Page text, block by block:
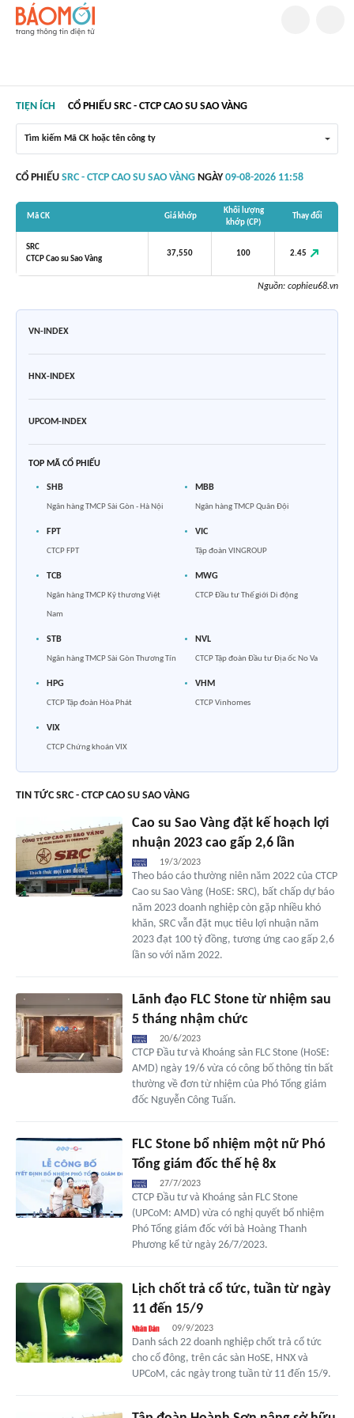
TIỆN ÍCH CỔ PHIẾU SRC - CTCP CAO SU SAO VÀNG
Tìm kiếm Mã CK hoặc tên công ty
CỔ PHIẾU SRC - CTCP CAO SU SAO VÀNG NGÀY 09-08-2026 11:58
Mã CK Giá khớp
Khối lượng
khớp (CP)
Thay đổi
SRC
CTCP Cao su Sao Vàng
37,550 100 2.45
Nguồn: cophieu68.vn
VN-INDEX
HNX-INDEX
UPCOM-INDEX
TOP MÃ CỔ PHIẾU
SHB
Ngân hàng TMCP Sài Gòn - Hà Nội
MBB
Ngân hàng TMCP Quân Đội
FPT
CTCP FPT
VIC
Tập đoàn VINGROUP
TCB
Ngân hàng TMCP Kỹ thương Việt
Nam
MWG
CTCP Đầu tư Thế giới Di động
STB
Ngân hàng TMCP Sài Gòn Thương Tín
NVL
CTCP Tập đoàn Đầu tư Địa ốc No Va
HPG
CTCP Tập đoàn Hòa Phát
VHM
CTCP Vinhomes
VIX
CTCP Chứng khoán VIX
TIN TỨC SRC - CTCP CAO SU SAO VÀNG
Cao su Sao Vàng đặt kế hoạch lợi
nhuận 2023 cao gấp 2,6 lần
19/3/2023
Theo báo cáo thường niên năm 2022 của CTCP
Cao su Sao Vàng (HoSE: SRC), bất chấp dự báo
năm 2023 doanh nghiệp còn gặp nhiều khó
khăn, SRC vẫn đặt mục tiêu lợi nhuận năm
2023 đạt 100 tỷ đồng, tương ứng cao gấp 2,6
lần so với năm 2022.
Lãnh đạo FLC Stone từ nhiệm sau
5 tháng nhậm chức
20/6/2023
CTCP Đầu tư và Khoáng sản FLC Stone (HoSE:
AMD) ngày 19/6 vừa có công bố thông tin bất
thường về đơn từ nhiệm của Phó Tổng giám
đốc Nguyễn Công Tuấn.
FLC Stone bổ nhiệm một nữ Phó
Tổng giám đốc thế hệ 8x
27/7/2023
CTCP Đầu tư và Khoáng sản FLC Stone
(UPCoM: AMD) vừa có nghị quyết bổ nhiệm
Phó Tổng giám đốc với bà Hoàng Thanh
Phương kể từ ngày 26/7/2023.
Lịch chốt trả cổ tức, tuần từ ngày
11 đến 15/9
09/9/2023
Danh sách 22 doanh nghiệp chốt trả cổ tức
cho cổ đông, trên các sàn HoSE, HNX và
UPCoM, các ngày trong tuần từ 11 đến 15/9.